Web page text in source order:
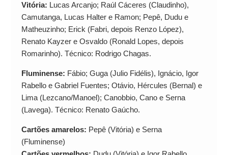
Vitória: Lucas Arcanjo; Raúl Cáceres (Claudinho),
Camutanga, Lucas Halter e Ramon; Pepê, Dudu e
Matheuzinho; Erick (Fabri, depois Renzo López),
Renato Kayzer e Osvaldo (Ronald Lopes, depois
Romarinho). Técnico: Rodrigo Chagas.
Fluminense: Fábio; Guga (Julio Fidélis), Ignácio, Igor
Rabello e Gabriel Fuentes; Otávio, Hércules (Bernal) e
Lima (Lezcano/Manoel); Canobbio, Cano e Serna
(Lavega). Técnico: Renato Gaúcho.
Cartões amarelos: Pepê (Vitória) e Serna
(Fluminense)